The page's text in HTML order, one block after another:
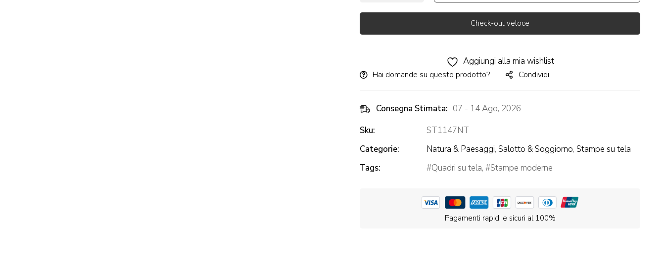
Check-out veloce
Aggiungi alla mia wishlist
Hai domande su questo prodotto? Condividi
Consegna Stimata: 07 - 14 Ago, 2026
Sku:
ST1147NT
Categorie:
Natura & Paesaggi, Salotto & Soggiorno, Stampe su tela
Tags:
Quadri su tela, Stampe moderne
Pagamenti rapidi e sicuri al 100%